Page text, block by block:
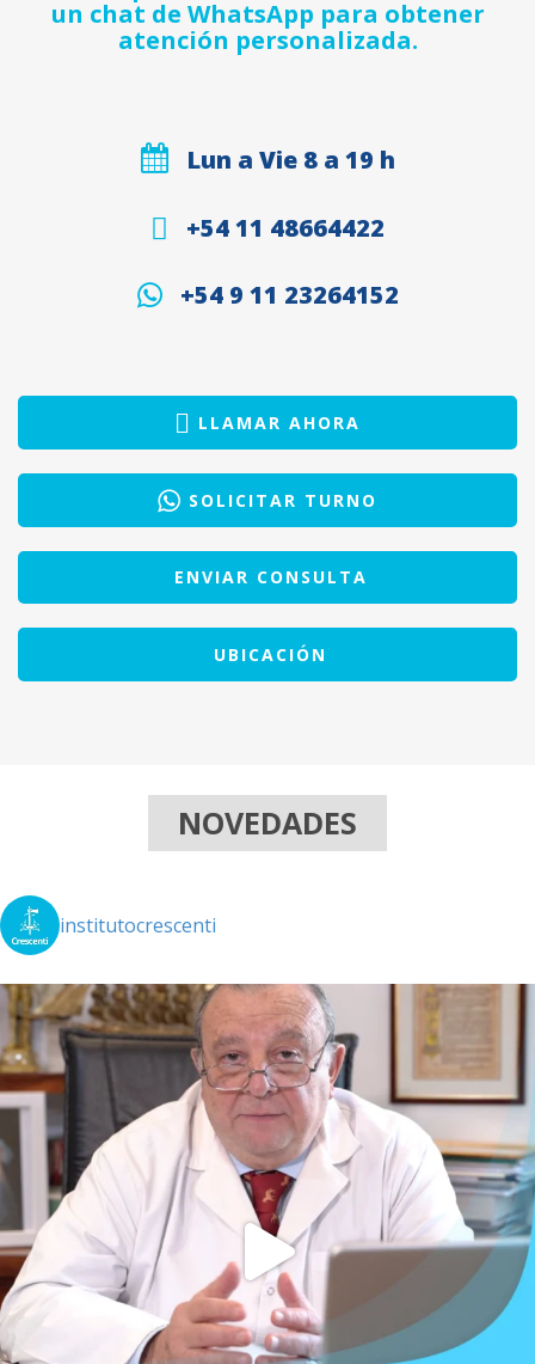
un chat de WhatsApp para obtener
atención personalizada.
Lun a Vie 8 a 19 h
+54 11 48664422
+54 9 11 23264152
LLAMAR AHORA
SOLICITAR TURNO
ENVIAR CONSULTA
UBICACIÓN
NOVEDADES
institutocrescenti